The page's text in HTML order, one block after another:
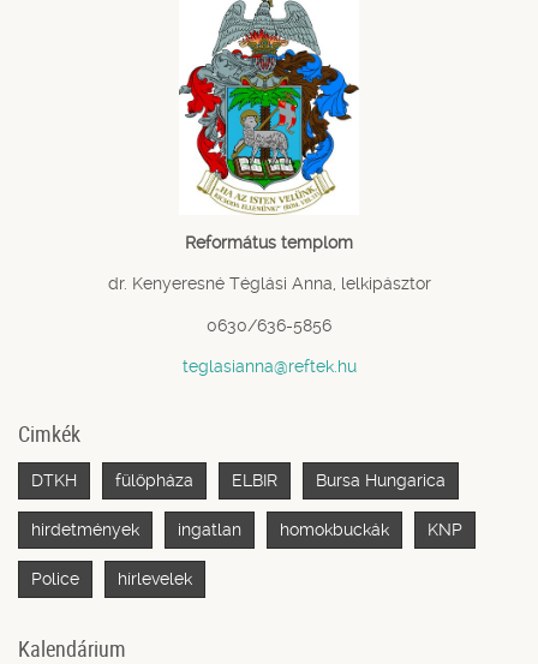
Református templom
dr. Kenyeresné Téglási Anna, lelkipásztor
0630/636-5856
teglasianna@reftek.hu
Cimkék
DTKH fülöpháza ELBIR Bursa Hungarica
hirdetmények ingatlan homokbuckák KNP
Police hírlevelek
Kalendárium